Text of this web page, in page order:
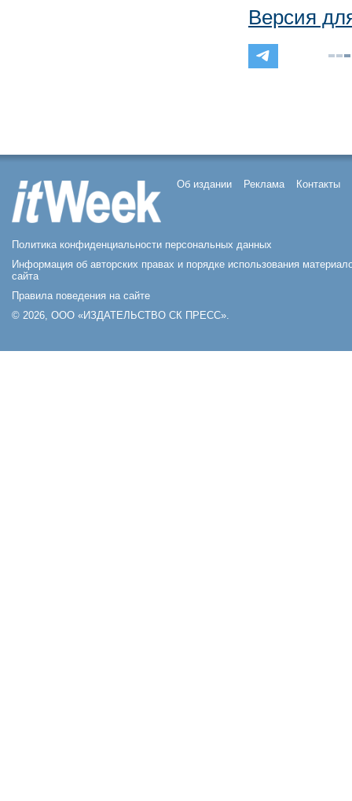
Версия
Об издании Реклама Контакты
Политика конфиденциальности персональных данных
Информация об авторских правах и порядке использования
сайта
Правила поведения на сайте
© 2026, ООО «ИЗДАТЕЛЬСТВО СК ПРЕСС».